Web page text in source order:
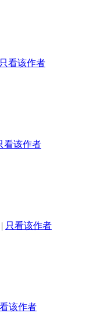
只看该作者
看该作者
| 只看该作者
该作者